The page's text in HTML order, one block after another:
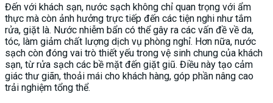
Đến với khách sạn, nước sạch không chỉ quan trọng với ẩm
thực mà còn ảnh hưởng trực tiếp đến các tiện nghi như tắm
rửa, giặt là. Nước nhiễm bẩn có thể gây ra các vấn đề về da,
tóc, làm giảm chất lượng dịch vụ phòng nghỉ. Hơn nữa, nước
sạch còn đóng vai trò thiết yếu trong vệ sinh chung của khách
sạn, từ rửa sạch các bề mặt đến giặt giũ. Điều này tạo cảm
giác thư giãn, thoải mái cho khách hàng, góp phần nâng cao
trải nghiệm tổng thể.